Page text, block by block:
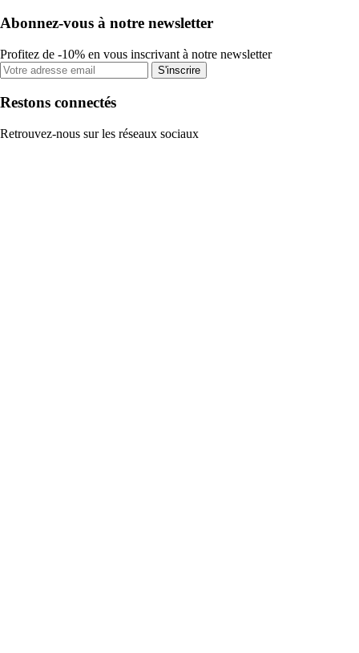
Abonnez-vous à notre newsletter
Profitez de -10% en vous inscrivant à notre newsletter
S'inscrire
Restons connectés
Retrouvez-nous sur les réseaux sociaux